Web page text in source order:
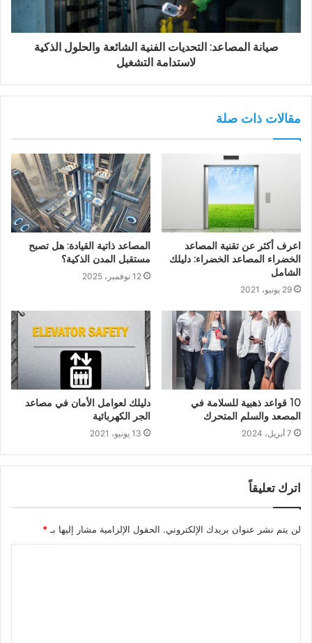
صيانة المصاعد: التحديات الفنية الشائعة والحلول الذكية
لاستدامة التشغيل
مقالات ذات صلة
اعرف أكثر عن تقنية المصاعد
الخضراء المصاعد الخضراء: دليلك
الشامل
29 يونيو، 2021
المصاعد ذاتية القيادة: هل تصبح
مستقبل المدن الذكية؟
12 نوفمبر، 2025
10 قواعد ذهبية للسلامة في
المصعد والسلم المتحرك
7 أبريل، 2024
دليلك لعوامل الأمان في مصاعد
الجر الكهربائية
13 يونيو، 2021
اترك تعليقاً
لن يتم نشر عنوان بريدك الإلكتروني. الحقول الإلزامية مشار إليها بـ *